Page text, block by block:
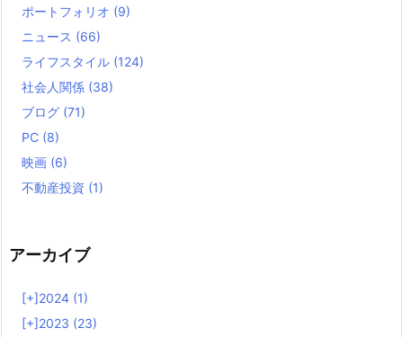
ポートフォリオ (9)
ニュース (66)
ライフスタイル (124)
社会人関係 (38)
ブログ (71)
PC (8)
映画 (6)
不動産投資 (1)
アーカイブ
[+]2024 (1)
[+]2023 (23)